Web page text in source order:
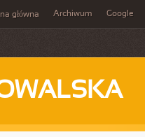
główna Archiwum Google